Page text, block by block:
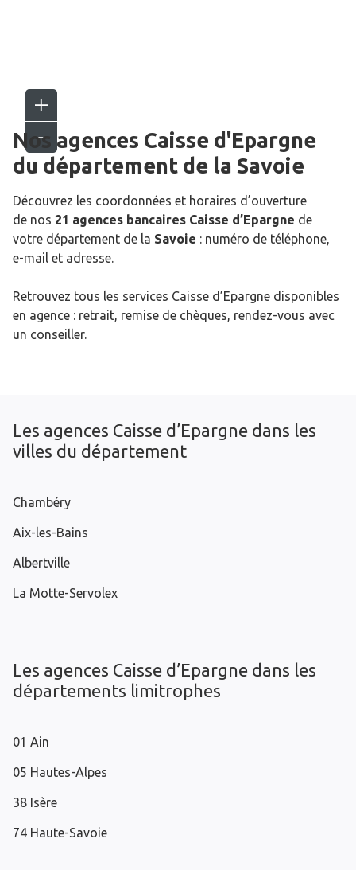
Nos agences Caisse d'Epargne
du département de la Savoie
Découvrez les coordonnées et horaires d’ouverture
de nos 21 agences bancaires Caisse d’Epargne de
votre département de la Savoie : numéro de téléphone,
e-mail et adresse.
Retrouvez tous les services Caisse d’Epargne disponibles
en agence : retrait, remise de chèques, rendez-vous avec
un conseiller.
Les agences Caisse d’Epargne dans les
villes du département
Chambéry
Aix-les-Bains
Albertville
La Motte-Servolex
Les agences Caisse d’Epargne dans les
départements limitrophes
01 Ain
05 Hautes-Alpes
38 Isère
74 Haute-Savoie